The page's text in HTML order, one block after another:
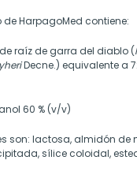
HarpagoMed contiene:
raíz de garra del diablo (
Decne.) equivalente a
60 % (v/v)
son: lactosa, almidón de
sílice coloidal,